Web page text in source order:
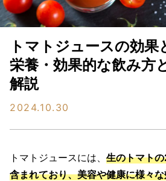
トマトジュースの効果
栄養・効果的な飲み方
解説
2024.10.30
トマトジュースには、 生のトマト
含まれており、美容や健康に様々